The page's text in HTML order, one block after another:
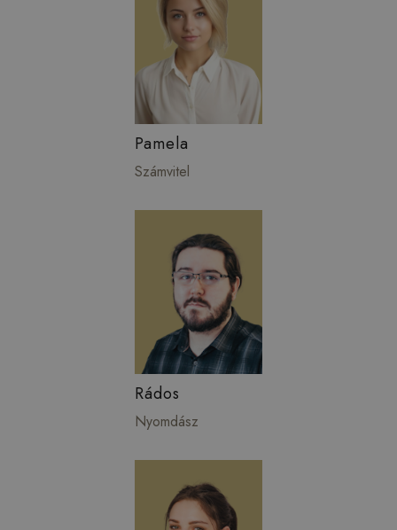
Pamela
Számvitel
Rádos
Nyomdász